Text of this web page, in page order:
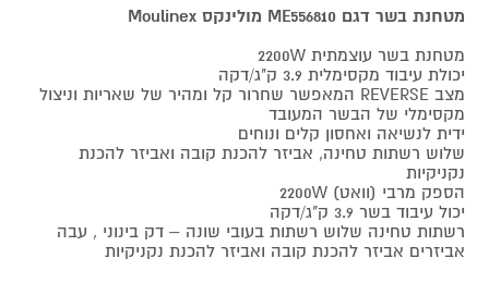
מטחנת בשר דגם ME556810 מולינקס Moulinex
מטחנת בשר עוצמתית 2200W
יכולת עיבוד מקסימלית 3.9 ק"ג/דקה
מצב REVERSE המאפשר שחרור קל ומהיר של שאריות וניצול
מקסימלי של הבשר המעובד
ידית לנשיאה ואחסון קלים ונוחים
שלוש רשתות טחינה, אביזר להכנת קובה ואביזר להכנת
נקניקיות
הספק מרבי (וואט) 2200W
יכול עיבוד בשר 3.9 ק"ג/דקה
רשתות טחינה שלוש רשתות בעובי שונה – דק בינוני , עבה
אביזרים אביזר להכנת קובה ואביזר להכנת נקניקיות